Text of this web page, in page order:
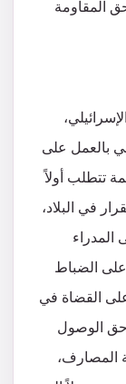
المقاومة
بالعمل على
تتطلب أولاً
في البلاد،
المدراء
الضباط
القضاة في
حق الوصول
المصارف،